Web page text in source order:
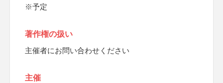
※予定
著作権の扱い
主催者にお問い合わせください
主催